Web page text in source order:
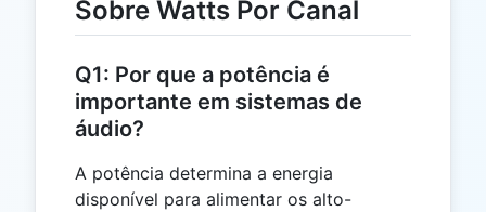
Sobre Watts Por Canal
Q1: Por que a potência é
importante em sistemas de
áudio?
A potência determina a energia
disponível para alimentar os alto-